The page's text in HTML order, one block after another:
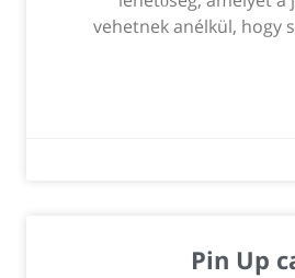
vehetnek anélkül, hogy
Pin Up